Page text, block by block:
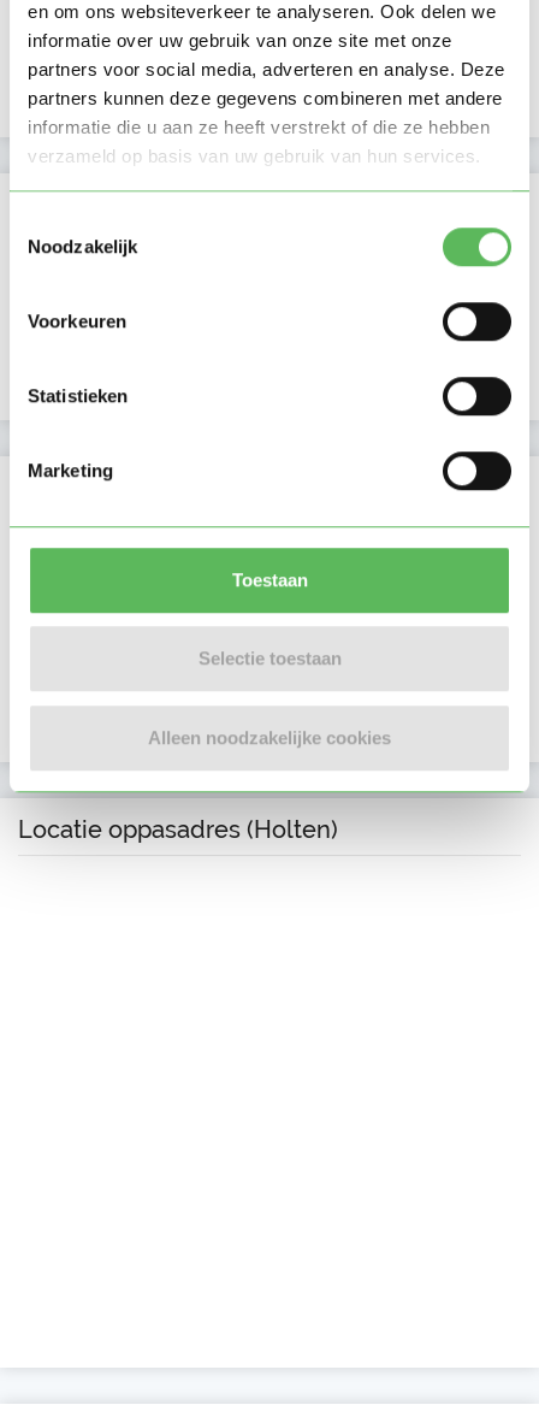
en om ons websiteverkeer te analyseren. Ook delen we
informatie over uw gebruik van onze site met onze
partners voor social media, adverteren en analyse. Deze
partners kunnen deze gegevens combineren met andere
informatie die u aan ze heeft verstrekt of die ze hebben
verzameld op basis van uw gebruik van hun services.
Noodzakelijk
Voorkeuren
Statistieken
Marketing
Toestaan
Selectie toestaan
Alleen noodzakelijke cookies
Namiddag
Avond
Nacht
NIEUW
Laatste activiteit 18-09-2025
Lid sinds 14-01-2024
19-01-2024
Verificaties
In het bezit van een kinder EHBO certificaat
Locatie oppasadres (Holten)